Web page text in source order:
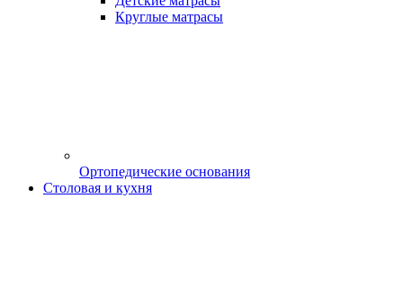
Круглые матрасы
Ортопедические основания
Столовая и кухня